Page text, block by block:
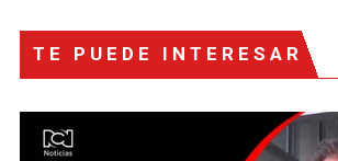
TE PUEDE INTERESAR